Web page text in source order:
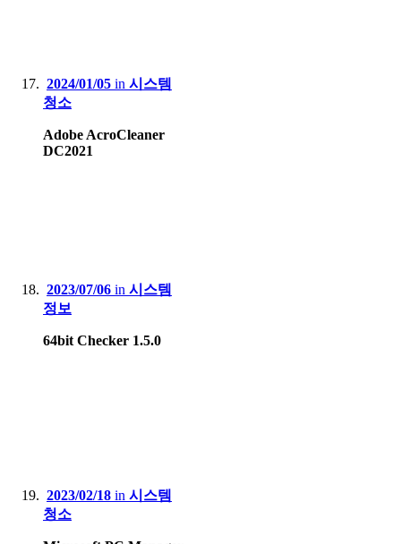
2024/01/05 in 시스템
청소
Adobe AcroCleaner
DC2021
2023/07/06 in 시스템
정보
64bit Checker 1.5.0
2023/02/18 in 시스템
청소